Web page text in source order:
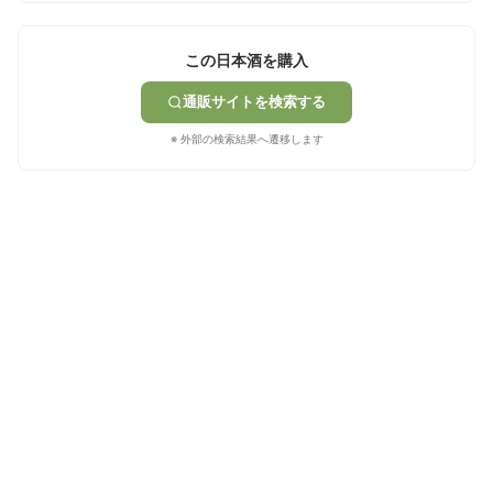
この日本酒を購入
通販サイトを検索する
※ 外部の検索結果へ遷移します